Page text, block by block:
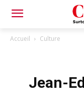
Accueil Culture
Jean-